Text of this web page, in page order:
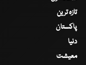
تازہ ترین
پاکستان
دنیا
معیشت